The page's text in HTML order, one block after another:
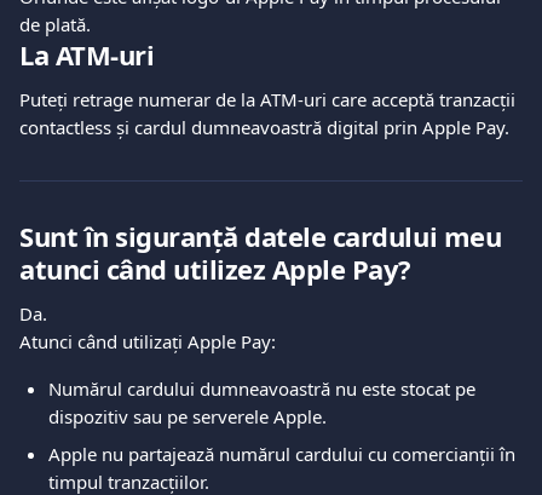
de plată.
La ATM-uri
Puteți retrage numerar de la ATM-uri care acceptă tranzacții
contactless și cardul dumneavoastră digital prin Apple Pay.
Sunt în siguranță datele cardului meu
atunci când utilizez Apple Pay?
Da.
Atunci când utilizați Apple Pay:
Numărul cardului dumneavoastră nu este stocat pe
dispozitiv sau pe serverele Apple.
Apple nu partajează numărul cardului cu comercianții în
timpul tranzacțiilor.